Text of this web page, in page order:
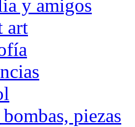
y amigos
art
piezas